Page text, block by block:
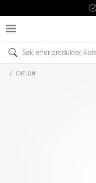
/ CAFLON